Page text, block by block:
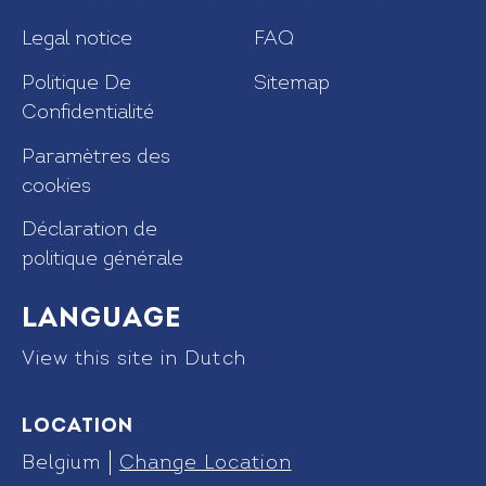
Legal notice
Politique De
Confidentialité
Paramètres des
cookies
Déclaration de
politique générale
FAQ
Sitemap
Language
View this site in Dutch
Location
Belgium
Change Location